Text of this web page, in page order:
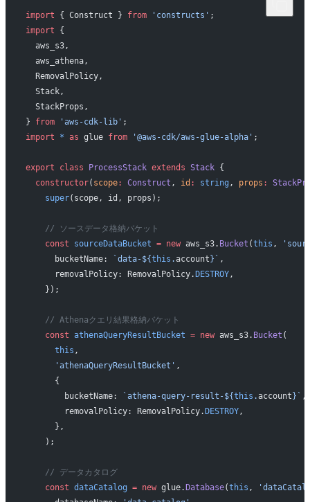
import { Construct } from 'constructs' ;
import {
  aws_s3,
  aws_athena,
  RemovalPolicy,
  Stack,
  StackProps,
} from 'aws-cdk-lib' ;
import * as glue from '@aws-cdk/aws-glue-alpha' ;
export class ProcessStack extends Stack {
  constructor
( scope: Construct , id : string , props :
    super
(scope, id, props);
    // ソースデータ格納バケット
    const
sourceDataBucket = new aws_s3. Bucket (this ,
      bucketName:
`data-${this .account }` ,
      removalPolicy: RemovalPolicy.
DESTROY,
    });
    // Athenaクエリ結果格納バケット
    const
athenaQueryResultBucket = new aws_s3. Bucket (
      this
,
      'athenaQueryResultBucket'
,
      {
        bucketName:
`athena-query-result-${this .account }` ,
        removalPolicy: RemovalPolicy.
DESTROY,
      },
    );
    // データカタログ
    const
dataCatalog = new glue. Database(this ,